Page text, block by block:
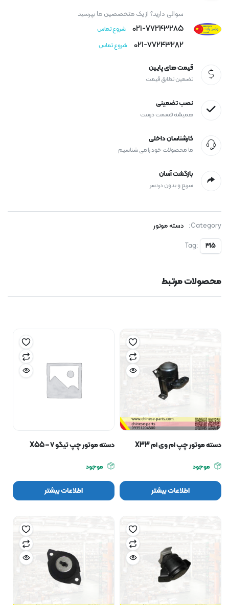
سوالی دارید؟ از یک متخصصین ما بپرسید
021-77243285 شروع تماس
021-77243282 شروع تماس
قیمت های پایین
تضمین تطابق قیمت
نصب تضمینی
همیشه قسمت درست
کارشناسان داخلی
ما محصولات خود را می شناسیم
بازگشت آسان
سریع و بدون دردسر
Category:
دسته موتور
Tag:
315
محصولات مرتبط
دسته موتور چپ ام وی ام X33
موجود
اطلاعات بیشتر
دسته موتور چپ تیگو ۷ – X55
موجود
اطلاعات بیشتر